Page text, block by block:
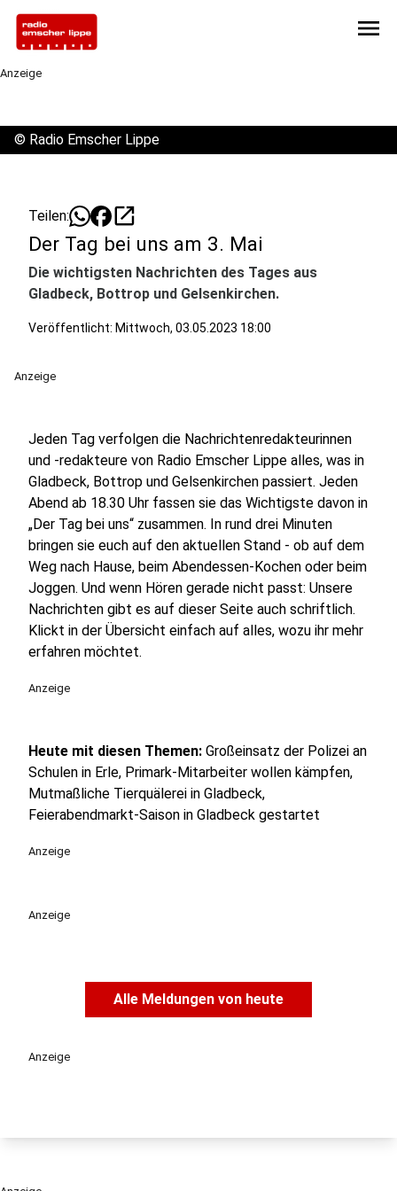
menu
Anzeige
© Radio Emscher Lippe
Teilen: open_in_new
Der Tag bei uns am 3. Mai
Die wichtigsten Nachrichten des Tages aus
Gladbeck, Bottrop und Gelsenkirchen.
Veröffentlicht: Mittwoch, 03.05.2023 18:00
Anzeige
Jeden Tag verfolgen die Nachrichtenredakteurinnen
und -redakteure von Radio Emscher Lippe alles, was in
Gladbeck, Bottrop und Gelsenkirchen passiert. Jeden
Abend ab 18.30 Uhr fassen sie das Wichtigste davon in
„Der Tag bei uns“ zusammen. In rund drei Minuten
bringen sie euch auf den aktuellen Stand - ob auf dem
Weg nach Hause, beim Abendessen-Kochen oder beim
Joggen. Und wenn Hören gerade nicht passt: Unsere
Nachrichten gibt es auf dieser Seite auch schriftlich.
Klickt in der Übersicht einfach auf alles, wozu ihr mehr
erfahren möchtet.
Anzeige
Heute mit diesen Themen: Großeinsatz der Polizei an
Schulen in Erle, Primark-Mitarbeiter wollen kämpfen,
Mutmaßliche Tierquälerei in Gladbeck,
Feierabendmarkt-Saison in Gladbeck gestartet
Anzeige
Anzeige
Alle Meldungen von heute
Anzeige